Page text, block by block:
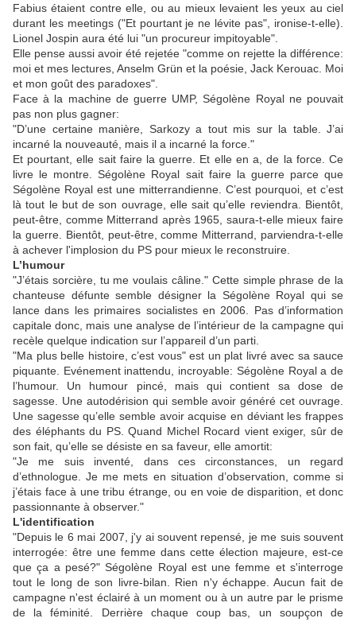
Fabius étaient contre elle, ou au mieux levaient les yeux au ciel
durant les meetings ("Et pourtant je ne lévite pas", ironise-t-elle).
Lionel Jospin aura été lui "un procureur impitoyable".
Elle pense aussi avoir été rejetée "comme on rejette la différence:
moi et mes lectures, Anselm Grün et la poésie, Jack Kerouac. Moi
et mon goût des paradoxes".
Face à la machine de guerre UMP, Ségolène Royal ne pouvait
pas non plus gagner:
"D’une certaine manière, Sarkozy a tout mis sur la table. J’ai
incarné la nouveauté, mais il a incarné la force."
Et pourtant, elle sait faire la guerre. Et elle en a, de la force. Ce
livre le montre. Ségolène Royal sait faire la guerre parce que
Ségolène Royal est une mitterrandienne. C’est pourquoi, et c’est
là tout le but de son ouvrage, elle sait qu’elle reviendra. Bientôt,
peut-être, comme Mitterrand après 1965, saura-t-elle mieux faire
la guerre. Bientôt, peut-être, comme Mitterrand, parviendra-t-elle
à achever l'implosion du PS pour mieux le reconstruire.
L’humour
"J’étais sorcière, tu me voulais câline." Cette simple phrase de la
chanteuse défunte semble désigner la Ségolène Royal qui se
lance dans les primaires socialistes en 2006. Pas d’information
capitale donc, mais une analyse de l’intérieur de la campagne qui
recèle quelque indication sur l’appareil d’un parti.
"Ma plus belle histoire, c’est vous" est un plat livré avec sa sauce
piquante. Evénement inattendu, incroyable: Ségolène Royal a de
l’humour. Un humour pincé, mais qui contient sa dose de
sagesse. Une autodérision qui semble avoir généré cet ouvrage.
Une sagesse qu’elle semble avoir acquise en déviant les frappes
des éléphants du PS. Quand Michel Rocard vient exiger, sûr de
son fait, qu’elle se désiste en sa faveur, elle amortit:
"Je me suis inventé, dans ces circonstances, un regard
d’ethnologue. Je me mets en situation d’observation, comme si
j’étais face à une tribu étrange, ou en voie de disparition, et donc
passionnante à observer."
L'identification
"Depuis le 6 mai 2007, j'y ai souvent repensé, je me suis souvent
interrogée: être une femme dans cette élection majeure, est-ce
que ça a pesé?" Ségolène Royal est une femme et s'interroge
tout le long de son livre-bilan. Rien n'y échappe. Aucun fait de
campagne n'est éclairé à un moment ou à un autre par le prisme
de la féminité. Derrière chaque coup bas, un soupçon de